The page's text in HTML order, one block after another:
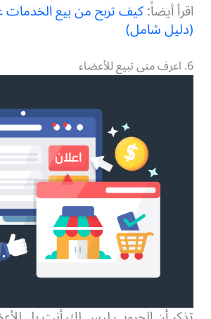
اقرأ أيضاً:كيف تربح من بيع
(دليل شامل)
6. اعرف متى تبيع للأعضاء